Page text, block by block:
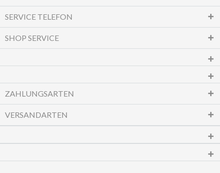
SERVICE TELEFON
SHOP SERVICE
ZAHLUNGSARTEN
VERSANDARTEN